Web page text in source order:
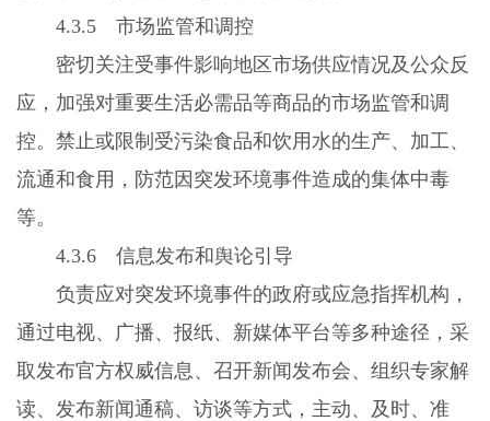
4.3.5 市场监管和调控
密切关注受事件影响地区市场供应情况及公众反
应，加强对重要生活必需品等商品的市场监管和调
控。禁止或限制受污染食品和饮用水的生产、加工、
流通和食用，防范因突发环境事件造成的集体中毒
等。
4.3.6 信息发布和舆论引导
负责应对突发环境事件的政府或应急指挥机构，
通过电视、广播、报纸、新媒体平台等多种途径，采
取发布官方权威信息、召开新闻发布会、组织专家解
读、发布新闻通稿、访谈等方式，主动、及时、准